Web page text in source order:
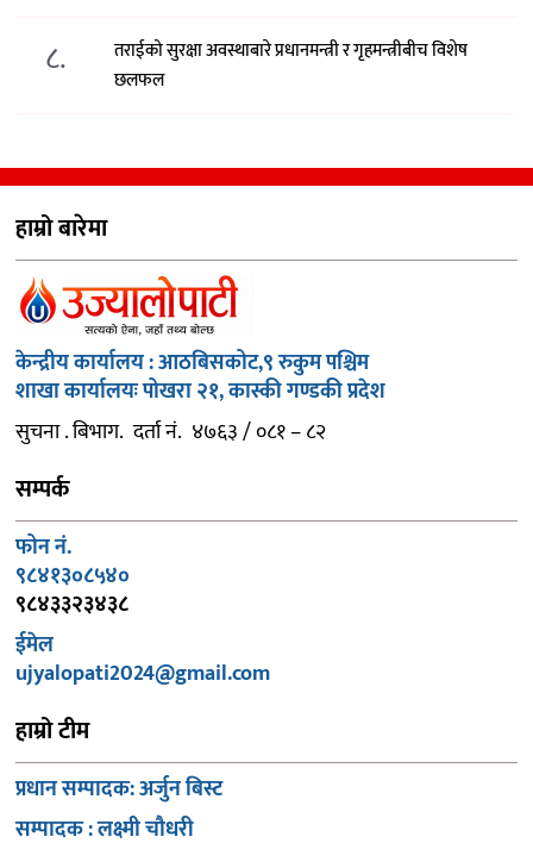
८.
तराईको सुरक्षा अवस्थाबारे प्रधानमन्त्री र गृहमन्त्रीबीच विशेष
छलफल
हाम्रो बारेमा
केन्द्रीय कार्यालय : आठबिसकोट,९ रुकुम पश्चिम
शाखा कार्यालयः पोखरा २१, कास्की गण्डकी प्रदेश
सुचना . बिभाग. दर्ता नं. ४७६३ / ०८१ – ८२
सम्पर्क
फोन नं.
९८४१३०८५४०
९८४३३२३४३८
ईमेल
ujyalopati2024@gmail.com
हाम्रो टीम
प्रधान सम्पादक: अर्जुन बिस्ट
सम्पादक : लक्ष्मी चौधरी